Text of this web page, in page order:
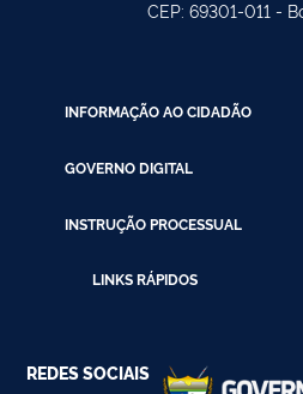
CEP: 69301-011 -
INFORMAÇÃO AO CIDADÃO
GOVERNO DIGITAL
INSTRUÇÃO PROCESSUAL
LINKS RÁPIDOS
REDES SOCIAIS